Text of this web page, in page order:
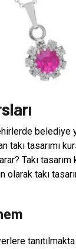
belediye
tasarımı
Takı
takı